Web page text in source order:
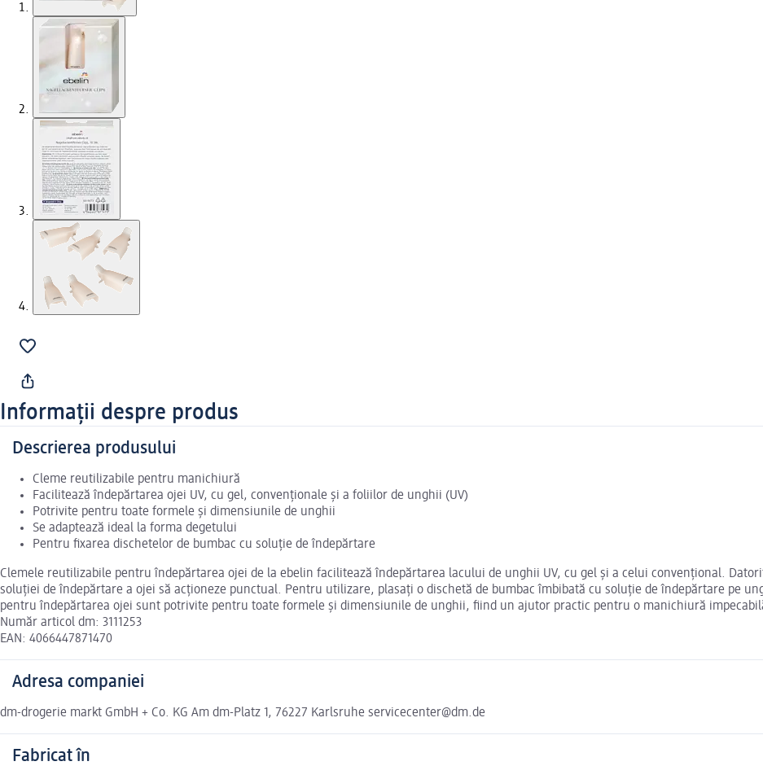
Informații despre produs
Descrierea produsului
Cleme reutilizabile pentru manichiură
Facilitează îndepărtarea ojei UV, cu gel, convenționale și a foliilor de unghii (UV)
Potrivite pentru toate formele și dimensiunile de unghii
Se adaptează ideal la forma degetului
Pentru fixarea dischetelor de bumbac cu soluție de îndepărtare
Clemele reutilizabile pentru îndepărtarea ojei de la ebelin facilitează îndepărtarea lacului de unghii UV, cu gel și a celui convențional.
soluției de îndepărtare a ojei să acționeze punctual. Pentru utilizare, plasați o dischetă de bumbac îmbibată cu soluție de îndepărtare pe
pentru îndepărtarea ojei sunt potrivite pentru toate formele și dimensiunile de unghii, fiind un ajutor practic pentru o manichiură
Număr articol dm: 3111253
EAN: 4066447871470
Adresa companiei
dm-drogerie markt GmbH + Co. KG Am dm-Platz 1, 76227 Karlsruhe servicecenter@dm.de
Fabricat în